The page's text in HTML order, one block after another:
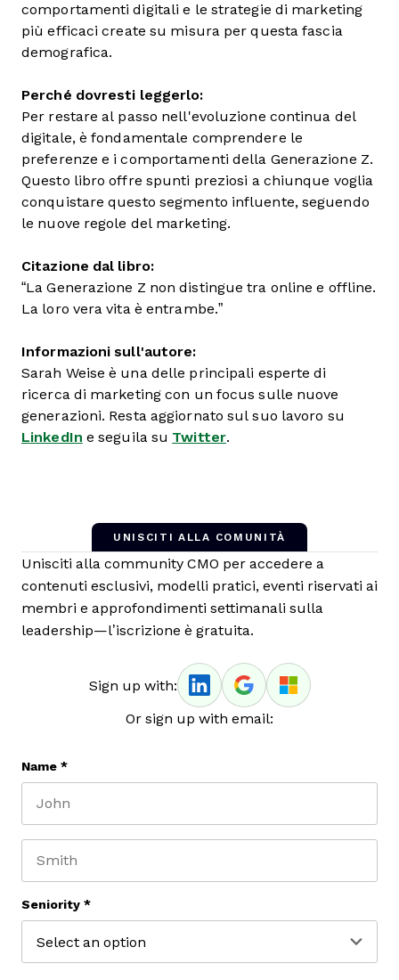
comportamenti digitali e le strategie di marketing
più efficaci create su misura per questa fascia
demografica.
Perché dovresti leggerlo:
Per restare al passo nell'evoluzione continua del
digitale, è fondamentale comprendere le
preferenze e i comportamenti della Generazione Z.
Questo libro offre spunti preziosi a chiunque voglia
conquistare questo segmento influente, seguendo
le nuove regole del marketing.
Citazione dal libro:
“La Generazione Z non distingue tra online e offline.
La loro vera vita è entrambe.”
Informazioni sull'autore:
Sarah Weise è una delle principali esperte di
ricerca di marketing con un focus sulle nuove
generazioni. Resta aggiornato sul suo lavoro su
LinkedIn e seguila su Twitter.
UNISCITI ALLA COMUNITÀ
Unisciti alla community CMO per accedere a
contenuti esclusivi, modelli pratici, eventi riservati ai
membri e approfondimenti settimanali sulla
leadership—l’iscrizione è gratuita.
Sign up with:
Or sign up with email:
Name *
Seniority *